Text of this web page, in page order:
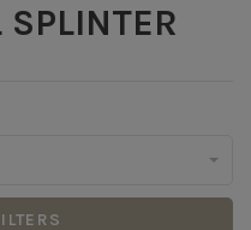
SPLINTER